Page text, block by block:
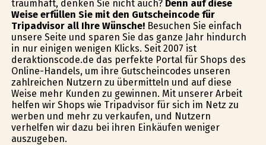
traumhaft, denken Sie nicht auch? Denn auf diese
Weise erfüllen Sie mit den Gutscheincode für
Tripadvisor all Ihre Wünsche!Besuchen Sie einfach
unsere Seite und sparen Sie das ganze Jahr hindurch
in nur einigen wenigen Klicks. Seit 2007 ist
deraktionscode.de das perfekte Portal für Shops des
Online-Handels, um ihre Gutscheincodes unseren
zahlreichen Nutzern zu übermitteln und auf diese
Weise mehr Kunden zu gewinnen. Mit unserer Arbeit
helfen wir Shops wie Tripadvisor für sich im Netz zu
werben und mehr zu verkaufen, und Nutzern
verhelfen wir dazu bei ihren Einkäufen weniger
auszugeben.